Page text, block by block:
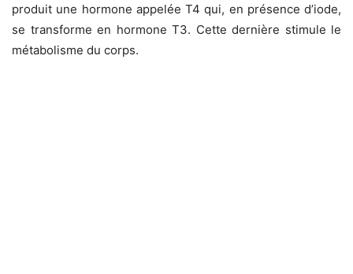
produit une hormone appelée T4 qui, en présence d’iode,
se transforme en hormone T3. Cette dernière stimule le
métabolisme du corps.